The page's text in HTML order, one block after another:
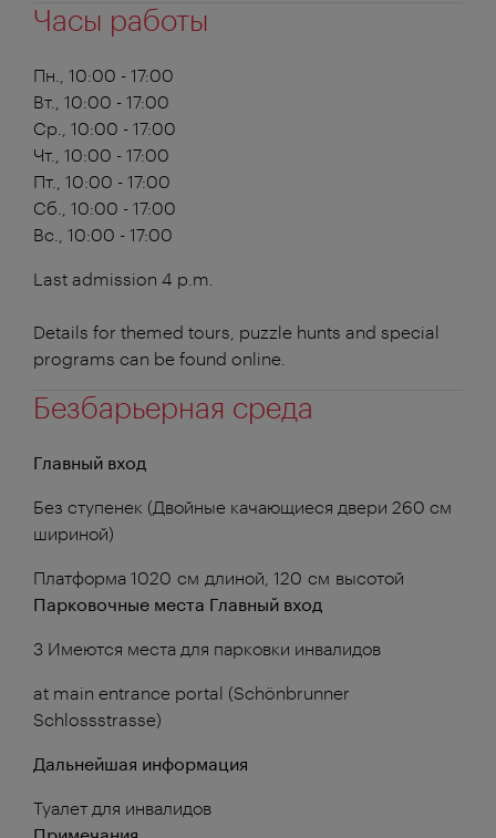
Часы работы
Пн., 10:00 - 17:00
Вт., 10:00 - 17:00
Ср., 10:00 - 17:00
Чт., 10:00 - 17:00
Пт., 10:00 - 17:00
Сб., 10:00 - 17:00
Вс., 10:00 - 17:00
Last admission 4 p.m.
Details for themed tours, puzzle hunts and special
programs can be found online.
Безбарьерная среда
Главный вход
Без ступенек (Двойные качающиеся двери 260 см
шириной)
Платформа 1020 см длиной, 120 см высотой
Парковочные места Главный вход
3 Имеются места для парковки инвалидов
at main entrance portal (Schönbrunner
Schlossstrasse)
Дальнейшая информация
Туалет для инвалидов